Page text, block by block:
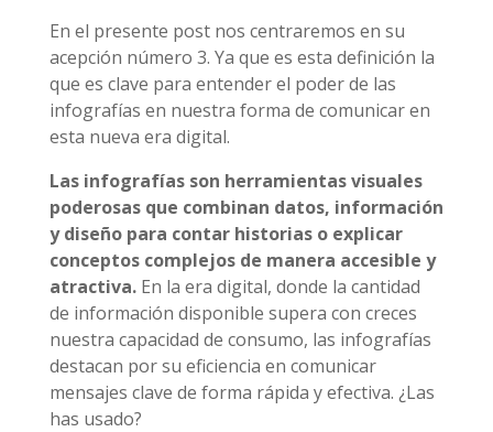
En el presente post nos centraremos en su
acepción número 3. Ya que es esta definición la
que es clave para entender el poder de las
infografías en nuestra forma de comunicar en
esta nueva era digital.
Las infografías son herramientas visuales
poderosas que combinan datos, información
y diseño para contar historias o explicar
conceptos complejos de manera accesible y
atractiva.En la era digital, donde la cantidad
de información disponible supera con creces
nuestra capacidad de consumo, las infografías
destacan por su eficiencia en comunicar
mensajes clave de forma rápida y efectiva. ¿Las
has usado?